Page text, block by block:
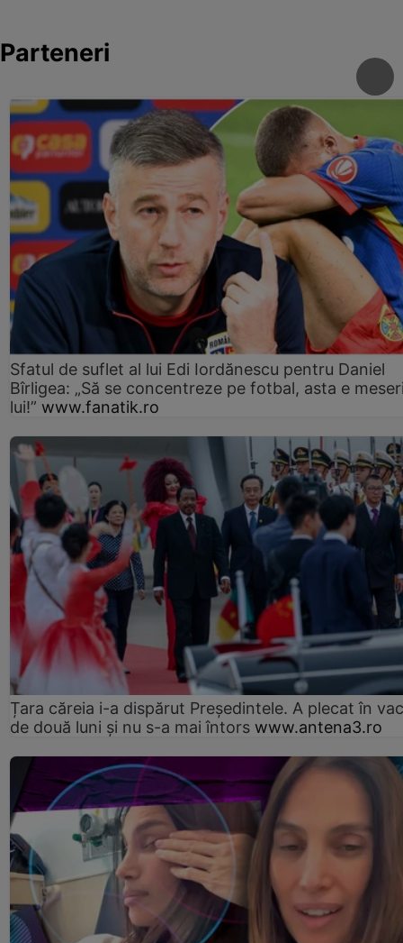
Parteneri
Sfatul de suflet al lui Edi Iordănescu pentru Daniel
Bîrligea: „Să se concentreze pe fotbal, asta e
lui!” www.fanatik.ro
Țara căreia i-a dispărut Președintele. A plecat în
de două luni și nu s-a mai întors www.antena3.ro